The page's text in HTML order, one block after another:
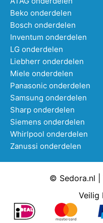
Beko onderdelen
Bosch onderdelen
Inventum onderdelen
LG onderdelen
Liebherr onderdelen
Miele onderdelen
Panasonic onderdelen
Samsung onderdelen
Sharp onderdelen
Siemens onderdelen
Whirlpool onderdelen
Zanussi onderdelen
© Sedora.nl |
Veilig